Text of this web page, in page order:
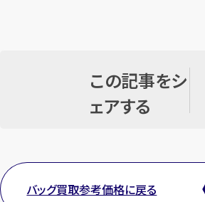
この記事をシ
ェアする
バッグ買取参考価格に戻る